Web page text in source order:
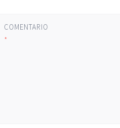
COMENTARIO
*